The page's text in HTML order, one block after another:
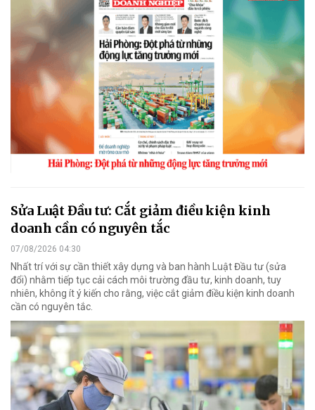
Sửa Luật Đầu tư: Cắt giảm điều kiện kinh
doanh cần có nguyên tắc
07/08/2026 04:30
Nhất trí với sự cần thiết xây dựng và ban hành Luật Đầu tư (sửa
đổi) nhằm tiếp tục cải cách môi trường đầu tư, kinh doanh, tuy
nhiên, không ít ý kiến cho rằng, việc cắt giảm điều kiện kinh doanh
cần có nguyên tắc.